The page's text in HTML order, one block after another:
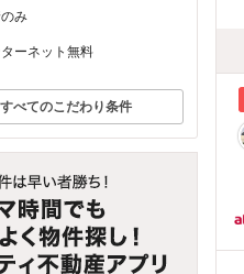
み
ーネット無料
すべてのこだわり条件